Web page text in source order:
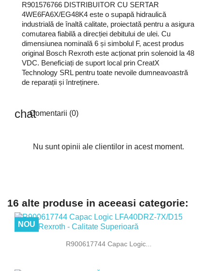
R901576766 DISTRIBUITOR CU SERTAR
4WE6FA6X/EG48K4 este o supapă hidraulică
industrială de înaltă calitate, proiectată pentru a asigura
comutarea fiabilă a direcției debitului de ulei. Cu
dimensiunea nominală 6 și simbolul F, acest produs
original Bosch Rexroth este acționat prin solenoid la 48
VDC. Beneficiați de suport local prin CreatX
Technology SRL pentru toate nevoile dumneavoastră
de reparații și întreținere.
Comentarii (0)
Nu sunt opinii ale clientilor in acest moment.
16 alte produse in aceeasi categorie:
R900617744 Capac Logic...
NOU